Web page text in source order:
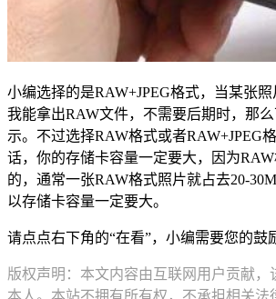
小编选择的是RAW+JPEG格式，当某张照
我能拿出RAW文件，不需要后期时，那
示。不过选择RAW格式或者RAW+JPEG
话，你的存储卡容量一定要大，因为
的，通常一张RAW格式照片就占去20-
以存储卡容量一定要大。
请点点右下角的“在看”，小编需要您的鼓
版权声明：本文内容由互联网用户贡献，